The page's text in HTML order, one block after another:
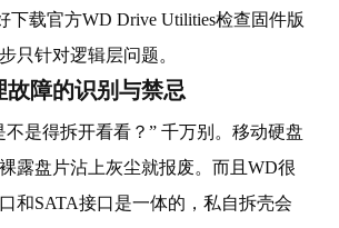
下载官方WD Drive Utilities检查固件版
只针对逻辑层问题。
故障的识别与禁忌
不是得拆开看看？” 千万别。移动硬盘
露盘片沾上灰尘就报废。而且WD很
和SATA接口是一体的，私自拆壳会